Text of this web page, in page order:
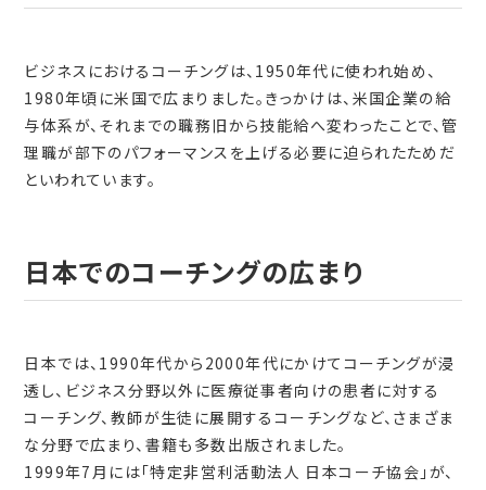
ビジネスにおけるコーチングは、1950年代に使われ始め、
1980年頃に米国で広まりました。きっかけは、米国企業の給
与体系が、それまでの職務旧から技能給へ変わったことで、管
理職が部下のパフォーマンスを上げる必要に迫られたためだ
といわれています。
日本でのコーチングの広まり
日本では、1990年代から2000年代にかけてコーチングが浸
透し、ビジネス分野以外に医療従事者向けの患者に対する
コーチング、教師が生徒に展開するコーチングなど、さまざま
な分野で広まり、書籍も多数出版されました。
1999年7月には「特定非営利活動法人 日本コーチ協会」が、